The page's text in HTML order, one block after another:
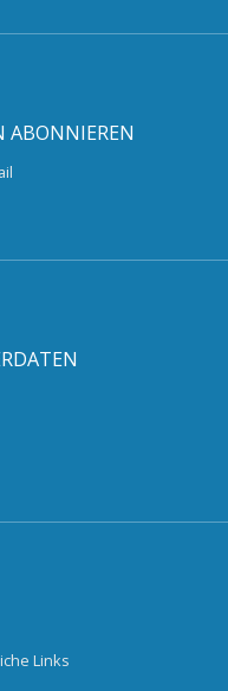
ABONNIEREN
Links